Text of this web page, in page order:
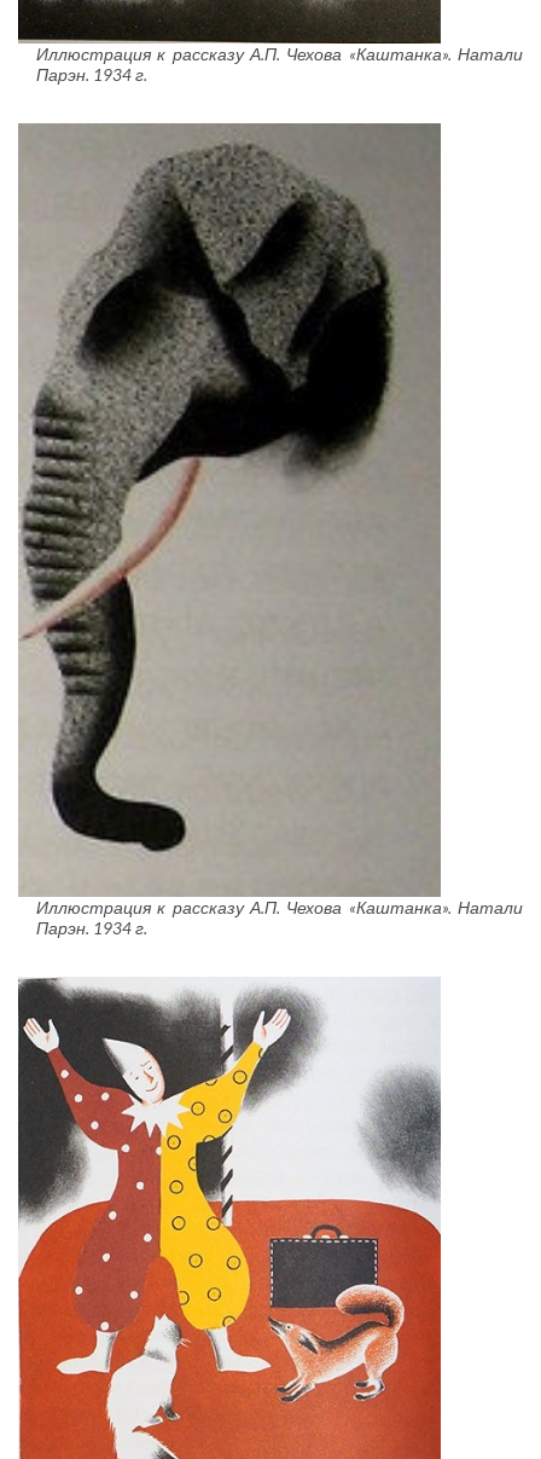
Иллюстрация к рассказу А.П. Чехова «Каштанка». Натали
Парэн. 1934 г.
Иллюстрация к рассказу А.П. Чехова «Каштанка». Натали
Парэн. 1934 г.